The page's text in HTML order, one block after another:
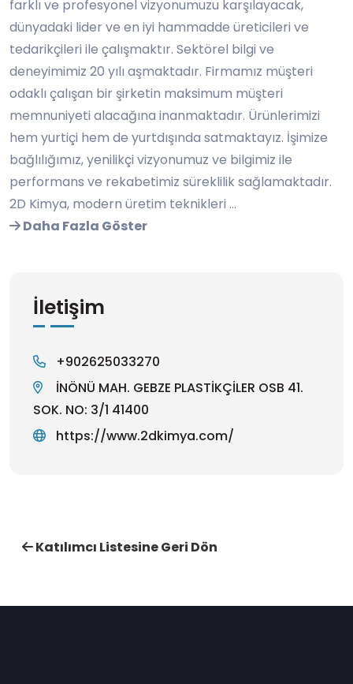
farklı ve profesyonel vizyonumuzu karşılayacak,
dünyadaki lider ve en iyi hammadde üreticileri ve
tedarikçileri ile çalışmaktır. Sektörel bilgi ve
deneyimimiz 20 yılı aşmaktadır. Firmamız müşteri
odaklı çalışan bir şirketin maksimum müşteri
memnuniyeti alacağına inanmaktadır. Ürünlerimizi
hem yurtiçi hem de yurtdışında satmaktayız. İşimize
bağlılığımız, yenilikçi vizyonumuz ve bilgimiz ile
performans ve rekabetimiz süreklilik sağlamaktadır.
2D Kimya, modern üretim teknikleri ...
Daha Fazla Göster
İletişim
+902625033270
İNÖNÜ MAH. GEBZE PLASTİKÇİLER OSB 41.
SOK. NO: 3/1 41400
https://www.2dkimya.com/
Katılımcı Listesine Geri Dön